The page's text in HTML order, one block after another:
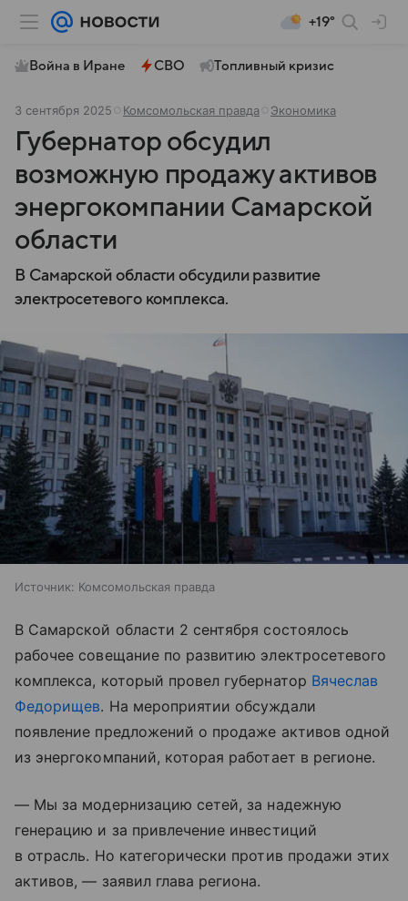
+19°
Война в Иране СВО Топливный кризис
3 сентября 2025 Комсомольская правда Экономика
Губернатор обсудил
возможную продажу активов
энергокомпании Самарской
области
В Самарской области обсудили развитие
электросетевого комплекса.
Источник: Комсомольская правда
В Самарской области 2 сентября состоялось
рабочее совещание по развитию электросетевого
комплекса, который провел губернатор Вячеслав
Федорищев. На мероприятии обсуждали
появление предложений о продаже активов одной
из энергокомпаний, которая работает в регионе.
— Мы за модернизацию сетей, за надежную
генерацию и за привлечение инвестиций
в отрасль. Но категорически против продажи этих
активов, — заявил глава региона.